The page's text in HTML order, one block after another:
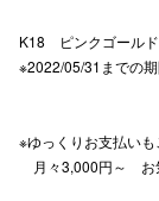
K18 ピンクゴール
※2022/05/31までの
※ゆっくりお支払いも
月々3,000円～ お